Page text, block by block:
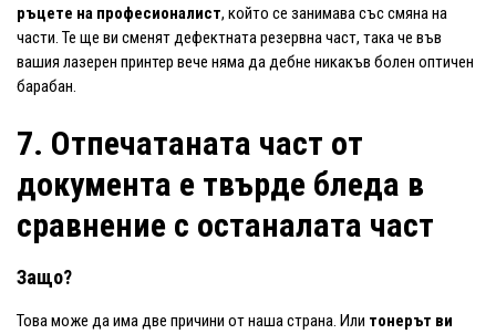
ръцете на професионалист, който се занимава със смяна на
части. Те ще ви сменят дефектната резервна част, така че във
вашия лазерен принтер вече няма да дебне никакъв болен оптичен
барабан.
7. Отпечатаната част от
документа е твърде бледа в
сравнение с останалата част
Защо?
Това може да има две причини от наша страна. Или тонерът ви